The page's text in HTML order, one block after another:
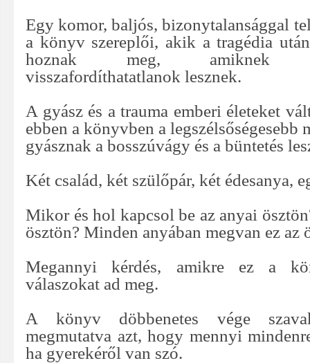
Egy komor, baljós, bizonytalansággal
a könyv szereplői, akik a tragédia
hoznak meg, amiknek
visszafordíthatatlanok lesznek.
A gyász és a trauma emberi életeket
ebben a könyvben a legszélsőségesebb
gyásznak a bosszúvágy és a büntetés
Két család, két szülőpár, két édesanya,
Mikor és hol kapcsol be az anyai
ösztön? Minden anyában megvan ez az
Megannyi kérdés, amikre ez a
válaszokat ad meg.
A könyv döbbenetes vége
megmutatva azt, hogy mennyi
ha gyerekéről van szó.